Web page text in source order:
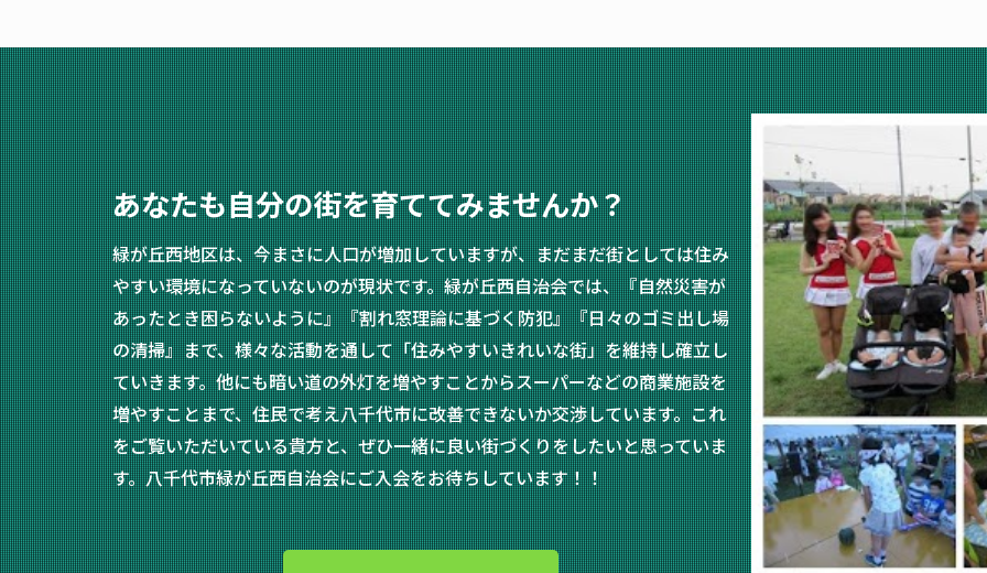
あなたも自分の街を育ててみませんか？
緑が丘西地区は、今まさに人口が増加していますが、まだまだ街としては住み
やすい環境になっていないのが現状です。緑が丘西自治会では、『自然災害が
あったとき困らないように』『割れ窓理論に基づく防犯』『日々のゴミ出し場
の清掃』まで、様々な活動を通して「住みやすいきれいな街」を維持し確立し
ていきます。他にも暗い道の外灯を増やすことからスーパーなどの商業施設を
増やすことまで、住民で考え八千代市に改善できないか交渉しています。これ
をご覧いただいている貴方と、ぜひ一緒に良い街づくりをしたいと思っていま
す。八千代市緑が丘西自治会にご入会をお待ちしています！！